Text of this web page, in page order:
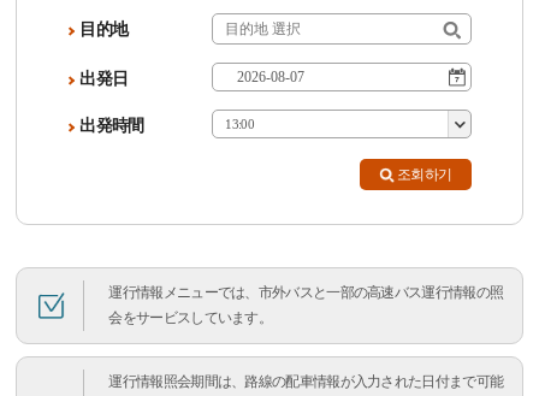
目的地
出発日
出発時間 13:00
조회하기
運行情報メニューでは、市外バスと一部の高速バス運行情報の照
会をサービスしています。
運行情報照会期間は、路線の配車情報が入力された日付まで可能